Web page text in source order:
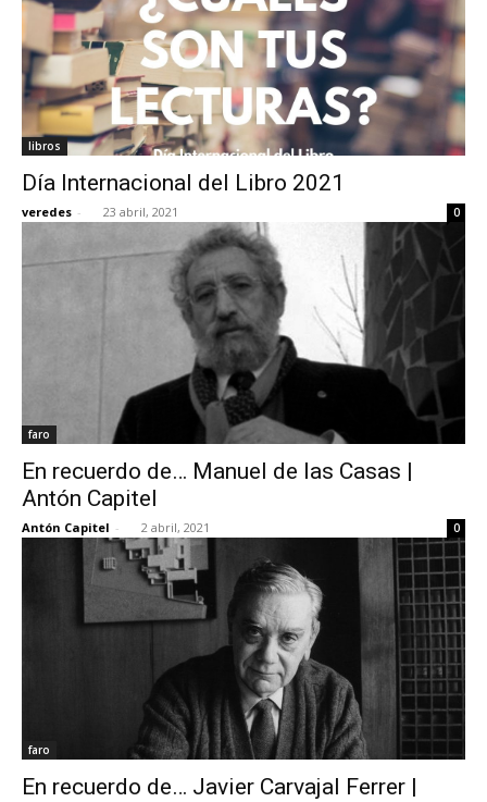
libros
Día Internacional del Libro 2021
veredes - 23 abril, 2021 0
faro
En recuerdo de… Manuel de las Casas |
Antón Capitel
Antón Capitel - 2 abril, 2021 0
faro
En recuerdo de… Javier Carvajal Ferrer |